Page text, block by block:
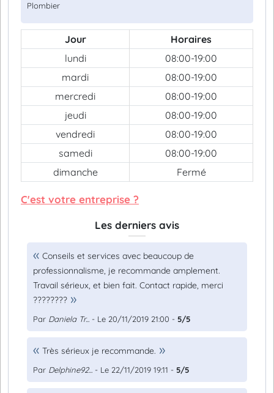
Plombier
Jour
Horaires
lundi
08:00-19:00
mardi
08:00-19:00
mercredi
08:00-19:00
jeudi
08:00-19:00
vendredi
08:00-19:00
samedi
08:00-19:00
dimanche
Fermé
C'est votre entreprise ?
Les derniers avis
Conseils et services avec beaucoup de
professionnalisme, je recommande amplement.
Travail sérieux, et bien fait. Contact rapide, merci
????????
Par Daniela Tr... - Le 20/11/2019 21:00 - 5/5
Très sérieux je recommande.
Par Delphine92... - Le 22/11/2019 19:11 - 5/5